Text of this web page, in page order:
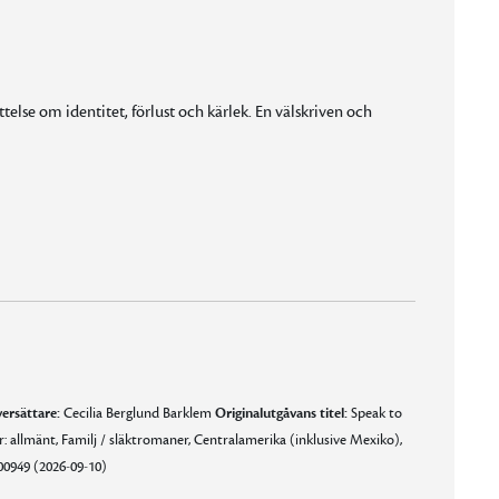
om identitet, förlust och kärlek. En välskriven och
Cecilia Berglund BarklemOriginalutgåvans titel:Speak to
Familj / släktromaner, Centralamerika (inklusive Mexiko),
(2026-09-10)